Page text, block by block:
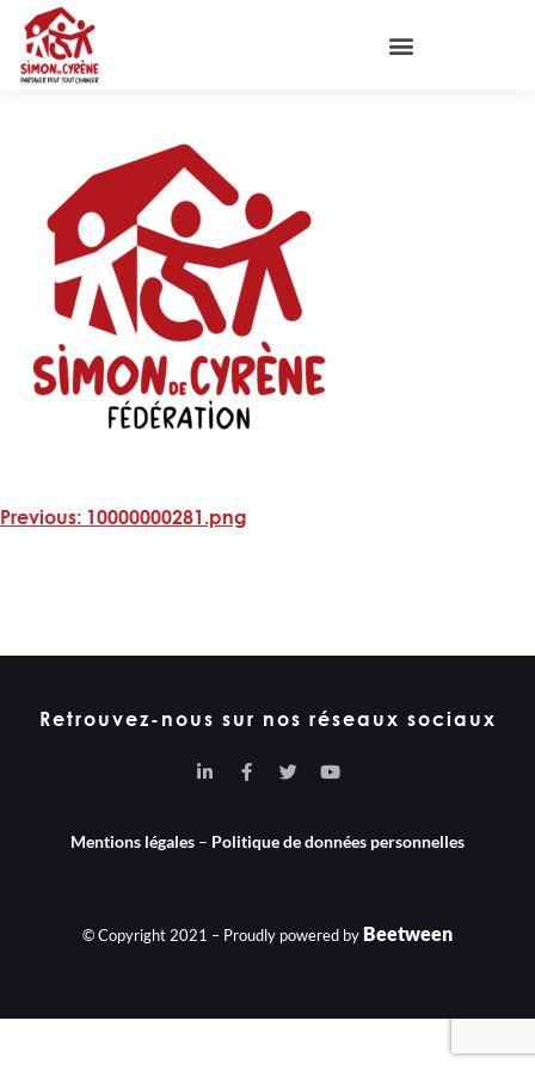
Previous: 10000000281.png
Retrouvez-nous sur nos réseaux sociaux
Mentions légales – Politique de données personnelles
© Copyright 2021 – Proudly powered by Beetween